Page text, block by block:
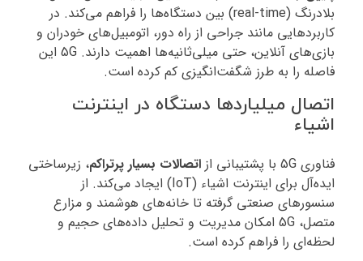
بلادرنگ (real-time) بین دستگاه‌ها را فراهم می‌کند. در
کاربردهایی مانند جراحی از راه دور، اتومبیل‌های خودران و
بازی‌های آنلاین، حتی میلی‌ثانیه‌ها اهمیت دارند. 5G این
فاصله را به طرز شگفت‌انگیزی کم کرده است.
اتصال میلیاردها دستگاه در اینترنت
اشیاء
فناوری 5G با پشتیبانی از اتصالات بسیار پرتراکم، زیرساختی
ایده‌آل برای اینترنت اشیاء (IoT) ایجاد می‌کند. از
سنسورهای صنعتی گرفته تا خانه‌های هوشمند و مزارع
متصل، 5G امکان مدیریت و تحلیل داده‌های حجیم و
لحظه‌ای را فراهم کرده است.